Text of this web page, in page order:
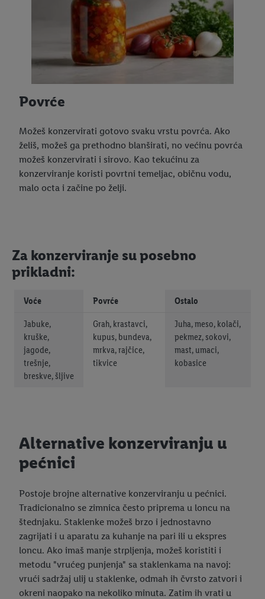
Povrće
Možeš konzervirati gotovo svaku vrstu povrća. Ako
želiš, možeš ga prethodno blanširati, no većinu povrća
možeš konzervirati i sirovo. Kao tekućinu za
konzerviranje koristi povrtni temeljac, običnu vodu,
malo octa i začine po želji.
Za konzerviranje su posebno
prikladni:
Voće Povrće Ostalo
Jabuke,
kruške,
jagode,
trešnje,
breskve, šljive
Grah, krastavci,
kupus, bundeva,
mrkva, rajčice,
tikvice
Juha, meso, kolači,
pekmez, sokovi,
mast, umaci,
kobasice
Alternative konzerviranju u
pećnici
Postoje brojne alternative konzerviranju u pećnici.
Tradicionalno se zimnica često priprema u loncu na
štednjaku. Staklenke možeš brzo i jednostavno
zagrijati i u aparatu za kuhanje na pari ili u ekspres
loncu. Ako imaš manje strpljenja, možeš koristiti i
metodu "vrućeg punjenja" sa staklenkama na navoj:
vrući sadržaj ulij u staklenke, odmah ih čvrsto zatvori i
okreni naopako na nekoliko minuta. Zatim ih vrati u